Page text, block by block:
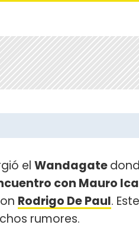
el Wandagate
con Mauro
Rodrigo De Paul.
rumores.